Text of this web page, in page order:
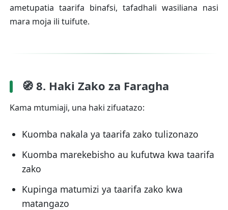
ametupatia taarifa binafsi, tafadhali wasiliana nasi
mara moja ili tuifute.
🧭 8. Haki Zako za Faragha
Kama mtumiaji, una haki zifuatazo:
Kuomba nakala ya taarifa zako tulizonazo
Kuomba marekebisho au kufutwa kwa taarifa
zako
Kupinga matumizi ya taarifa zako kwa
matangazo